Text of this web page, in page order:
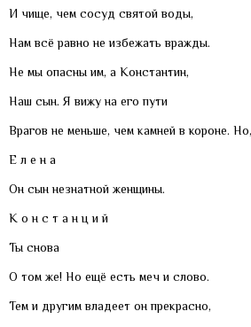
И чище, чем сосуд святой воды,
Нам всё равно не избежать вражды.
Не мы опасны им, а Константин,
Наш сын. Я вижу на его пути
Врагов не меньше, чем камней в короне.
Е л е н а
Он сын незнатной женщины.
К о н с т а н ц и й
Ты снова
О том же! Но ещё есть меч и слово.
Тем и другим владеет он прекрасно,